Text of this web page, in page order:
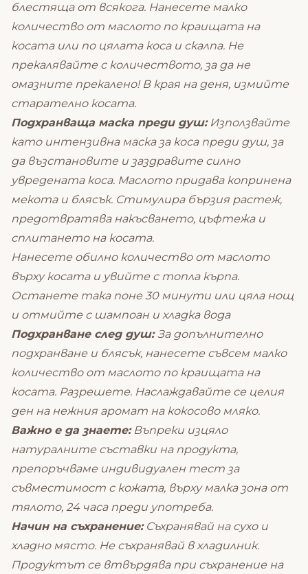
блестяща от всякога. Нанесете малко
количество от маслото по краищата на
косата или по цялата коса и скалпа. Не
прекалявайте с количеството, за да не
омазните прекалено! В края на деня, измийте
старателно косата.
Подхранваща маска преди душ:Използвайте
като интензивна маска за коса преди душ, за
да възстановите и заздравите силно
увредената коса. Маслото придава копринена
мекота и блясък. Стимулира бързия растеж,
предотвратява накъсването, цъфтежа и
сплитането на косата.
Нанесете обилно количество от маслото
върху косата и увийте с топла кърпа.
Останете така поне 30 минути или цяла нощ
и отмийте с шампоан и хладка вода
Подхранване след душ:За допълнително
подхранване и блясък, нанесете съвсем малко
количество от маслото по краищата на
косата. Разрешете. Наслаждавайте се целия
ден на нежния аромат на кокосово мляко.
Важно е да знаете:Въпреки изцяло
натуралните съставки на продукта,
препоръчваме индивидуален тест за
съвместимост с кожата, върху малка зона от
тялото, 24 часа преди употреба.
Начин на съхранение:Съхранявай на сухо и
хладно място. Не съхранявай в хладилник.
Продуктът се втвърдява при съхранение на